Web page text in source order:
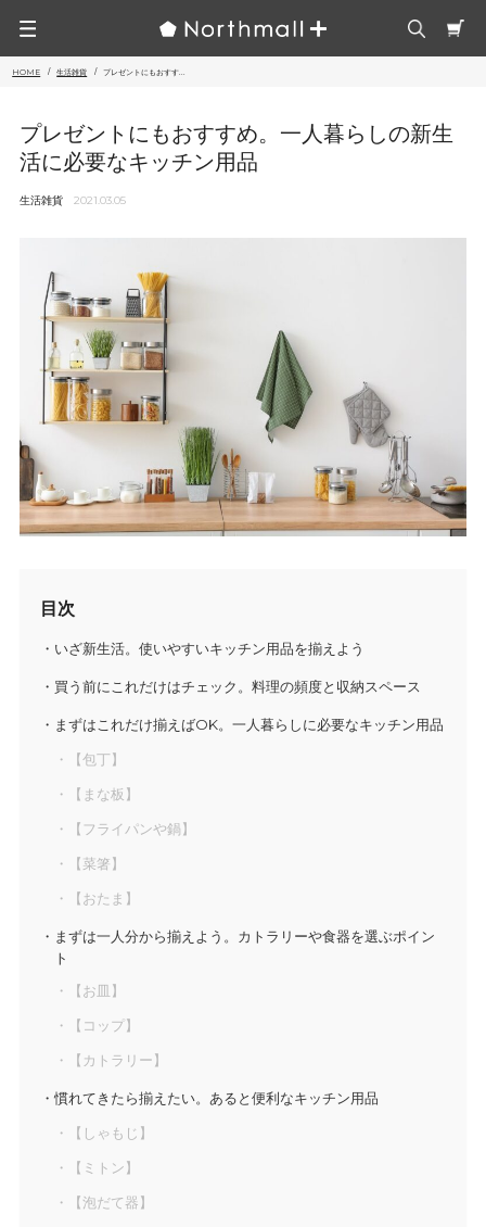
HOME 生活雑貨 プレゼントにもおすす...
プレゼントにもおすすめ。一人暮らしの新生
活に必要なキッチン用品
生活雑貨 2021.03.05
目次
いざ新生活。使いやすいキッチン用品を揃えよう
買う前にこれだけはチェック。料理の頻度と収納スペース
まずはこれだけ揃えばOK。一人暮らしに必要なキッチン用品
【包丁】
【まな板】
【フライパンや鍋】
【菜箸】
【おたま】
まずは一人分から揃えよう。カトラリーや食器を選ぶポイン
ト
【お皿】
【コップ】
【カトラリー】
慣れてきたら揃えたい。あると便利なキッチン用品
【しゃもじ】
【ミトン】
【泡だて器】